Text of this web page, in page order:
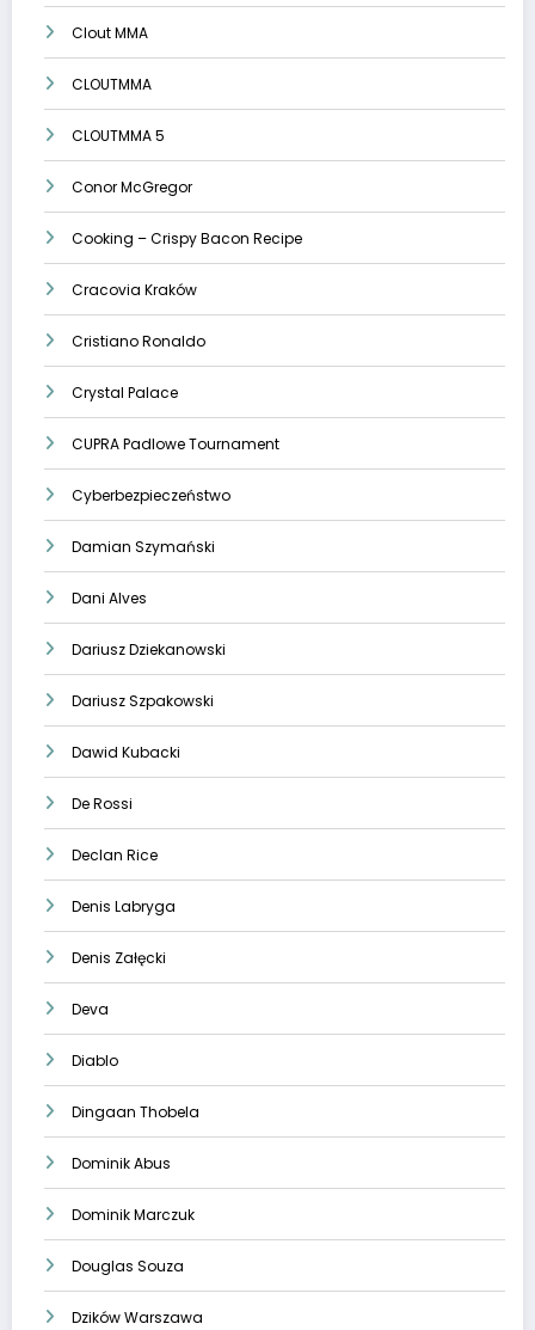
Clout MMA
CLOUTMMA
CLOUTMMA 5
Conor McGregor
Cooking – Crispy Bacon Recipe
Cracovia Kraków
Cristiano Ronaldo
Crystal Palace
CUPRA Padlowe Tournament
Cyberbezpieczeństwo
Damian Szymański
Dani Alves
Dariusz Dziekanowski
Dariusz Szpakowski
Dawid Kubacki
De Rossi
Declan Rice
Denis Labryga
Denis Załęcki
Deva
Diablo
Dingaan Thobela
Dominik Abus
Dominik Marczuk
Douglas Souza
Dzików Warszawa